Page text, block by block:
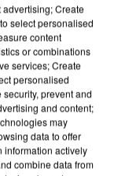
Create
select personalised
content
or combinations
services; Create
personalised
prevent and
and content;
may
data to offer
information actively
combine data from